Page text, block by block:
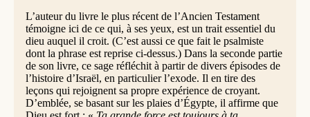
L’auteur du livre le plus récent de l’Ancien Testament
témoigne ici de ce qui, à ses yeux, est un trait essentiel du
dieu auquel il croit. (C’est aussi ce que fait le psalmiste
dont la phrase est reprise ci-dessus.) Dans la seconde partie
de son livre, ce sage réfléchit à partir de divers épisodes de
l’histoire d’Israël, en particulier l’exode. Il en tire des
leçons qui rejoignent sa propre expérience de croyant.
D’emblée, se basant sur les plaies d’Égypte, il affirme que